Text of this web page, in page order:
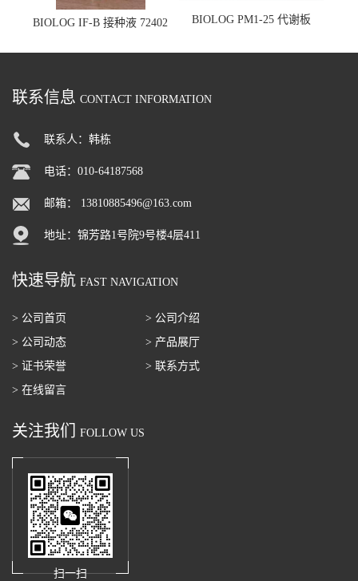
BIOLOG IF-B 接种液 72402 BIOLOG PM1-25 代谢板
联系信息 CONTACT INFORMATION
联系人：韩栋
电话：010-64187568
邮箱： 13810885496@163.com
地址：锦芳路1号院9号楼4层411
快速导航 FAST NAVIGATION
> 公司首页
> 公司介绍
> 公司动态
> 产品展厅
> 证书荣誉
> 联系方式
> 在线留言
关注我们 FOLLOW US
扫一扫